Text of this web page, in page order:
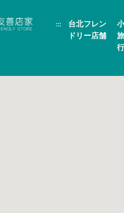
:::
台北フレン
ドリー店舗
旅
行